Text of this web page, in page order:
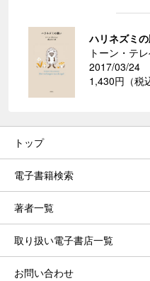
ハリネズミ
トーン・テ
2017/03/24
1,430円（税
トップ
電子書籍検索
著者一覧
取り扱い電子書店一覧
お問い合わせ